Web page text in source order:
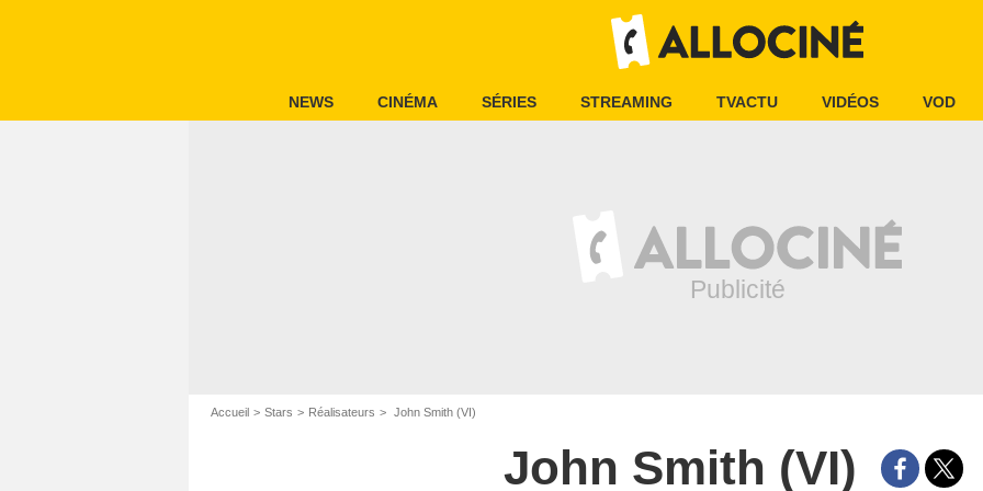
NEWS CINÉMA SÉRIES STREAMING TVACTU VIDÉOS VOD
Accueil Stars Réalisateurs John Smith (VI)
John Smith (VI)